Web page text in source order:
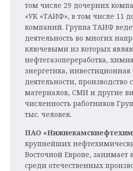
том числе 29 дочерних
«УК «ТАИФ», в том числе 11
компаний. Группа ТАИФ
деятельность во многих
ключевыми из которых
нефтегазопереработка,
энергетика, инвестиционная
деятельности, производство
материалов, СМИ и другие
численность работников
тыс. человек.
ПАО
крупнейших
Восточной Европе,
среди отечественных